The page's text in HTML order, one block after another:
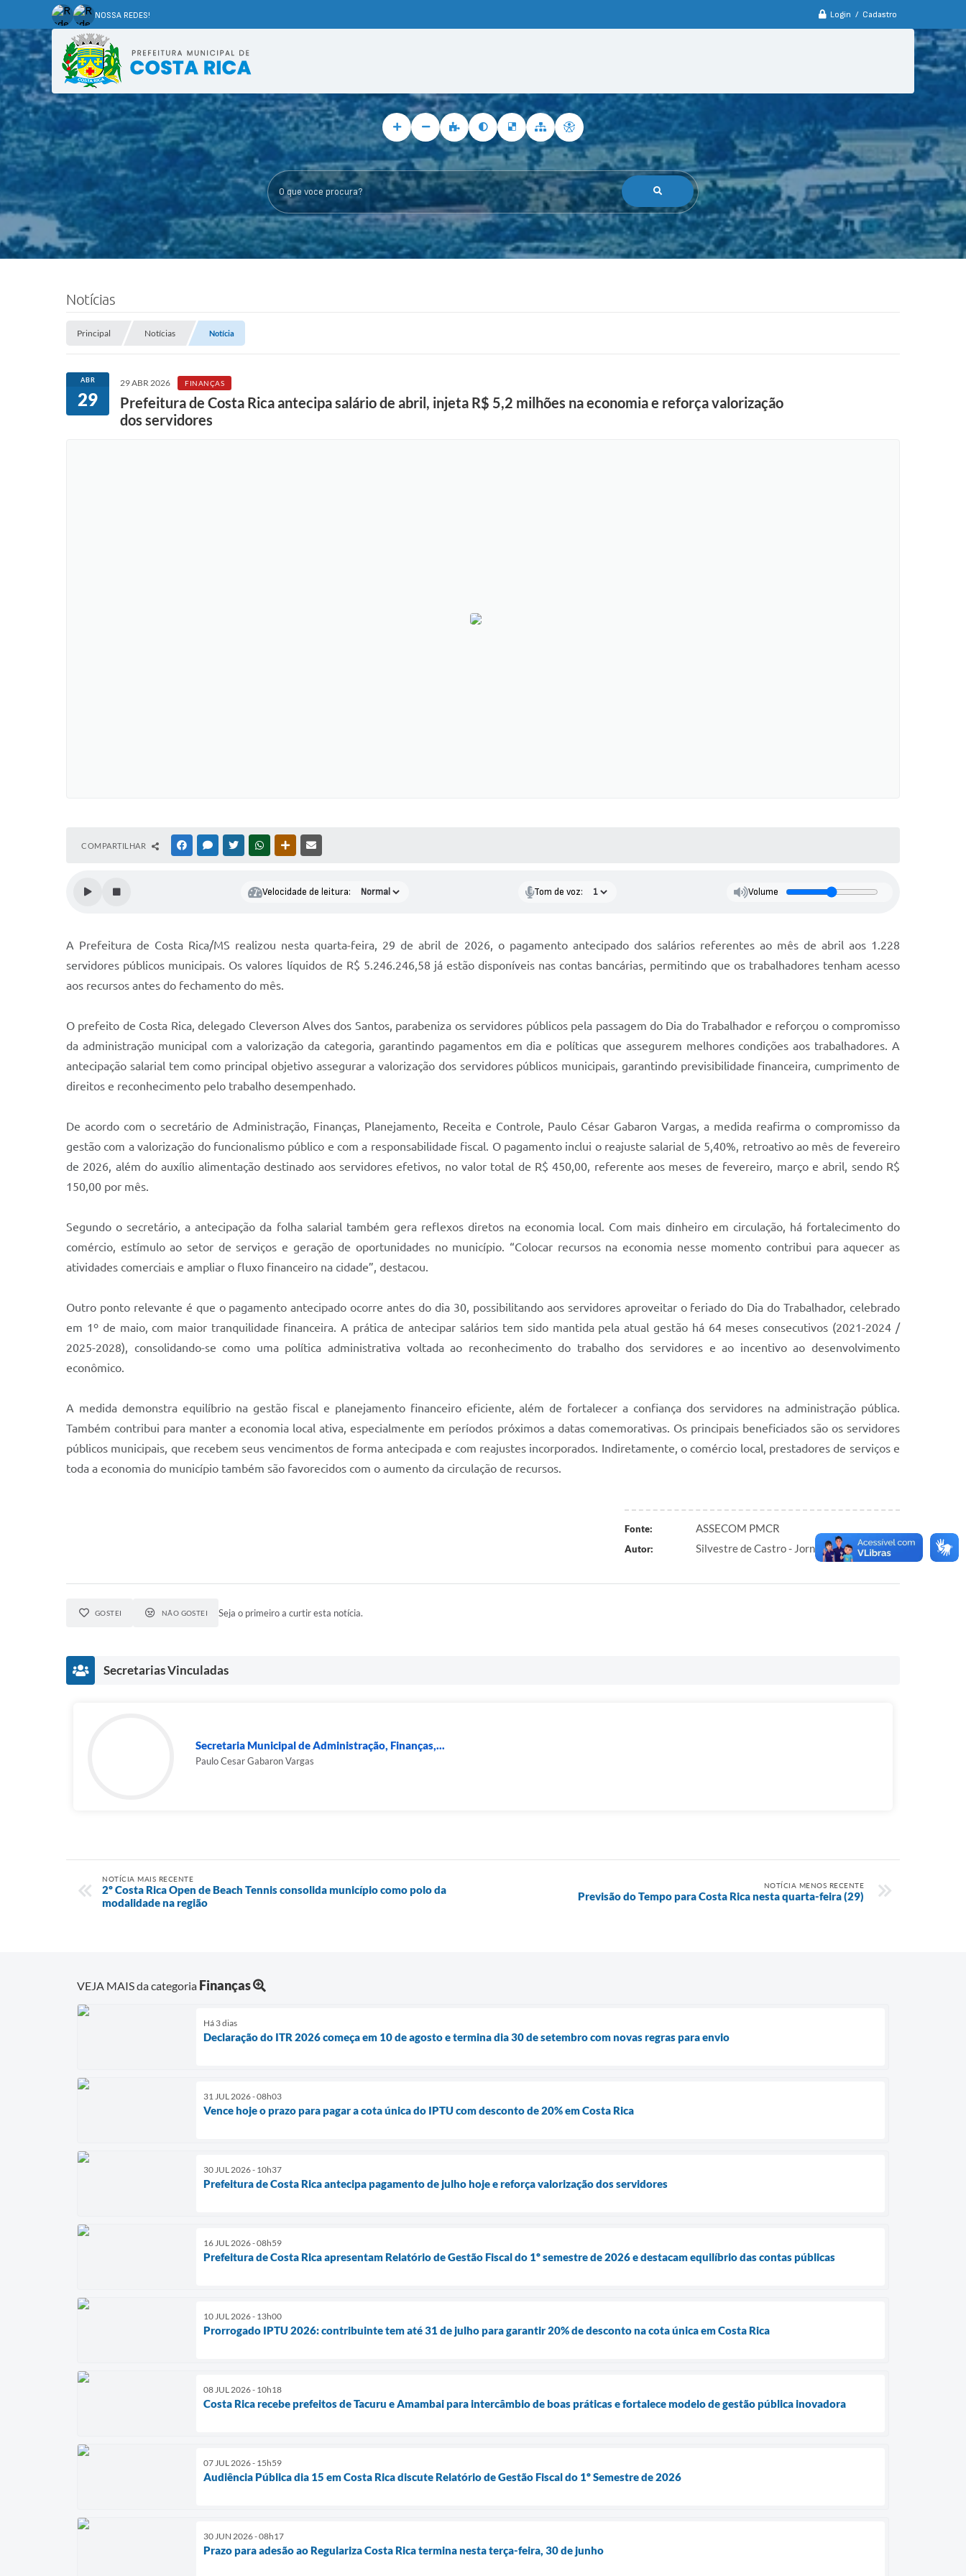
Login / Cadastro
O que voce procura?
NOSSA REDES!
Notícias
Principal Notícias Notícia
ABR
29
29 ABR 2026 FINANÇAS
Prefeitura de Costa Rica antecipa salário de abril, injeta R$ 5,2 milhões na economia e reforça valorização
dos servidores
COMPARTILHAR FACEBOOKMESSENGER
TWITTERWHATSAPPOUTRAS MÍDIAS
Velocidade de leitura: Tom de voz: Volume
A Prefeitura de Costa Rica/MS realizou nesta quarta-feira, 29 de abril de 2026, o pagamento antecipado dos salários referentes ao mês de abril aos 1.228
servidores públicos municipais. Os valores líquidos de R$ 5.246.246,58 já estão disponíveis nas contas bancárias, permitindo que os trabalhadores tenham acesso
aos recursos antes do fechamento do mês.
O prefeito de Costa Rica, delegado Cleverson Alves dos Santos, parabeniza os servidores públicos pela passagem do Dia do Trabalhador e reforçou o compromisso
da administração municipal com a valorização da categoria, garantindo pagamentos em dia e políticas que assegurem melhores condições aos trabalhadores. A
antecipação salarial tem como principal objetivo assegurar a valorização dos servidores públicos municipais, garantindo previsibilidade financeira, cumprimento de
direitos e reconhecimento pelo trabalho desempenhado.
De acordo com o secretário de Administração, Finanças, Planejamento, Receita e Controle, Paulo César Gabaron Vargas, a medida reafirma o compromisso da
gestão com a valorização do funcionalismo público e com a responsabilidade fiscal. O pagamento inclui o reajuste salarial de 5,40%, retroativo ao mês de fevereiro
de 2026, além do auxílio alimentação destinado aos servidores efetivos, no valor total de R$ 450,00, referente aos meses de fevereiro, março e abril, sendo R$
150,00 por mês.
Segundo o secretário, a antecipação da folha salarial também gera reflexos diretos na economia local. Com mais dinheiro em circulação, há fortalecimento do
comércio, estímulo ao setor de serviços e geração de oportunidades no município. “Colocar recursos na economia nesse momento contribui para aquecer as
atividades comerciais e ampliar o fluxo financeiro na cidade”, destacou.
Outro ponto relevante é que o pagamento antecipado ocorre antes do dia 30, possibilitando aos servidores aproveitar o feriado do Dia do Trabalhador, celebrado
em 1º de maio, com maior tranquilidade financeira. A prática de antecipar salários tem sido mantida pela atual gestão há 64 meses consecutivos (2021-2024 /
2025-2028), consolidando-se como uma política administrativa voltada ao reconhecimento do trabalho dos servidores e ao incentivo ao desenvolvimento
econômico.
A medida demonstra equilíbrio na gestão fiscal e planejamento financeiro eficiente, além de fortalecer a confiança dos servidores na administração pública.
Também contribui para manter a economia local ativa, especialmente em períodos próximos a datas comemorativas. Os principais beneficiados são os servidores
públicos municipais, que recebem seus vencimentos de forma antecipada e com reajustes incorporados. Indiretamente, o comércio local, prestadores de serviços e
toda a economia do município também são favorecidos com o aumento da circulação de recursos.
Fonte: ASSECOM PMCR
Autor: Silvestre de Castro - Jornalista e Radialista
GOSTEI NÃO GOSTEI Seja o primeiro a curtir esta notícia.
Secretarias Vinculadas
Secretaria Municipal de Administração, Finanças,...
Paulo Cesar Gabaron Vargas
NOTÍCIA MAIS RECENTE
2º Costa Rica Open de Beach Tennis consolida município como polo da
modalidade na região
NOTÍCIA MENOS RECENTE
Previsão do Tempo para Costa Rica nesta quarta-feira (29)
VEJA MAIS da categoria Finanças
Há 3 dias
Declaração do ITR 2026 começa em 10 de agosto e termina dia 30 de setembro com novas regras para envio
31 JUL 2026 - 08h03
Vence hoje o prazo para pagar a cota única do IPTU com desconto de 20% em Costa Rica
30 JUL 2026 - 10h37
Prefeitura de Costa Rica antecipa pagamento de julho hoje e reforça valorização dos servidores
16 JUL 2026 - 08h59
Prefeitura de Costa Rica apresentam Relatório de Gestão Fiscal do 1º semestre de 2026 e destacam equilíbrio das contas públicas
10 JUL 2026 - 13h00
Prorrogado IPTU 2026: contribuinte tem até 31 de julho para garantir 20% de desconto na cota única em Costa Rica
08 JUL 2026 - 10h18
Costa Rica recebe prefeitos de Tacuru e Amambai para intercâmbio de boas práticas e fortalece modelo de gestão pública inovadora
07 JUL 2026 - 15h59
Audiência Pública dia 15 em Costa Rica discute Relatório de Gestão Fiscal do 1º Semestre de 2026
30 JUN 2026 - 08h17
Prazo para adesão ao Regulariza Costa Rica termina nesta terça-feira, 30 de junho